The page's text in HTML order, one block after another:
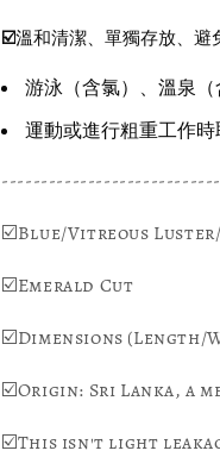
☑️溫和清潔、單獨存放、避
游泳（含氯）、溫泉（
運動或進行粗重工作
☑️Blue/Vitreous
☑️Emerald Cut
☑️Dimensions (Length/
☑️Origin: Sri Lanka, a
☑️This isn't light